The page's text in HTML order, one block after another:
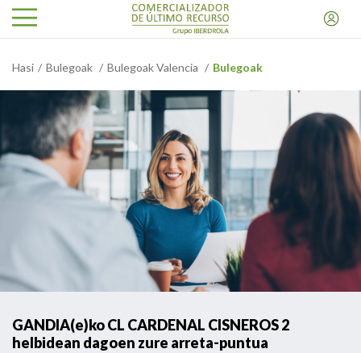
Hasi Bulegoak Bulegoak Valencia Bulegoak
GANDIA(e)ko CL CARDENAL CISNEROS 2
helbidean dagoen zure arreta-puntua